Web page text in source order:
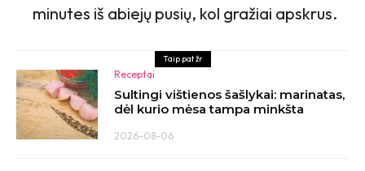
minutes iš abiejų pusių, kol gražiai apskrus.
Taip pat žr
Receptai
Sultingi vištienos šašlykai: marinatas,
dėl kurio mėsa tampa minkšta
2026-08-06